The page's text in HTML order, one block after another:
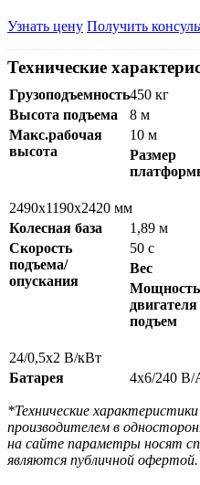
Узнать цену Получить
Технические
Грузоподъемность450 кг
Высота подъема
8 м
Макс.рабочая
высота
10 м
Размер
2490х1190х2420 мм
Колесная база
1,89 м
Скорость
подъема/
опускания
50 с
Вес
Мощность
двигателя
подъем
24/0,5x2 В/кВт
Батарея
4x6/240 В/
*Технические
производителем в
на сайте параметры носят
являются публичной офертой.